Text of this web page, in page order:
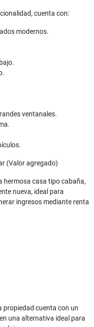
cuenta con:
modernos.
ventanales.
(Valor agregado)
hermosa casa tipo cabaña,
nueva, ideal para
ingresos mediante renta
propiedad cuenta con un
una alternativa ideal para